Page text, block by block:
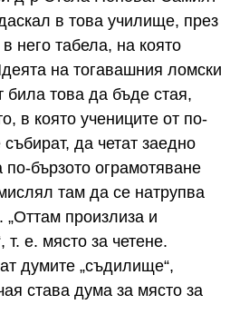
в това училище, през
него табела, на която
на тогавашния ломски
била това да бъде стая,
в която учениците от по-
да четат заедно
по-бързото ограмотяване
там да се натрупва
„Оттам произлиза и
т. е. място за четене.
думите „съдилище“,
става дума за място за